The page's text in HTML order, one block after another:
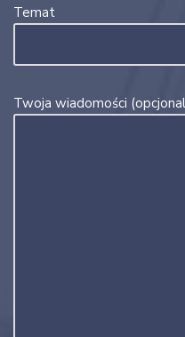
Temat
Twoja wiadomości